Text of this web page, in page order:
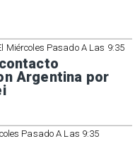
Miércoles Pasado A Las 9:35
Argentina por
Pasado A Las 9:35